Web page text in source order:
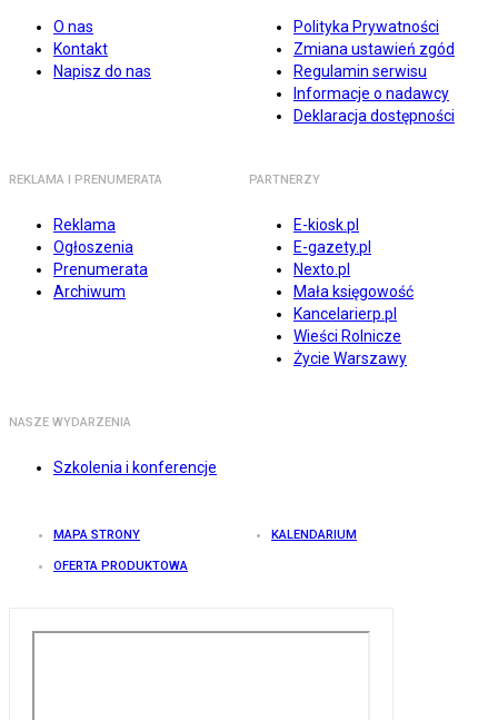
O nas
Kontakt
Napisz do nas
Polityka Prywatności
Zmiana ustawień zgód
Regulamin serwisu
Informacje o nadawcy
Deklaracja dostępności
REKLAMA I PRENUMERATA
Reklama
Ogłoszenia
Prenumerata
Archiwum
PARTNERZY
E-kiosk.pl
E-gazety.pl
Nexto.pl
Mała księgowość
Kancelarierp.pl
Wieści Rolnicze
Życie Warszawy
NASZE WYDARZENIA
Szkolenia i konferencje
MAPA STRONY KALENDARIUM
OFERTA PRODUKTOWA